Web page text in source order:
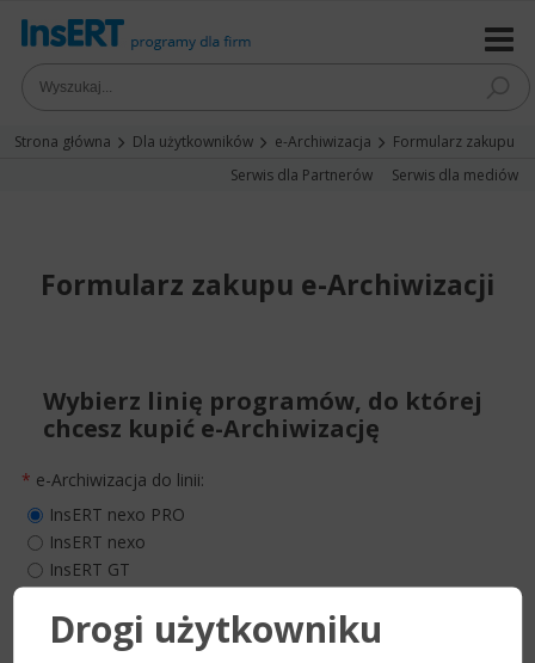
Strona główna Dla użytkowników e-Archiwizacja
Formularz zakupu
Serwis dla Partnerów
Serwis dla mediów
Formularz zakupu e-Archiwizacji
Wybierz linię programów, do której
chcesz kupić e-Archiwizację
* e-Archiwizacja do linii:
InsERT nexo PRO
InsERT nexo
InsERT GT
Wybierz pakiet e-Archiwizacji
Drogi użytkowniku